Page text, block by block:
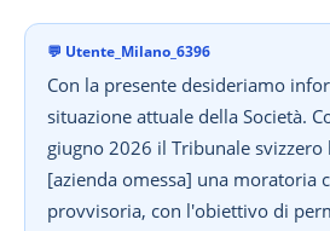
💬 Utente_Milano_6396
Con la presente desideriamo
situazione attuale della Società.
giugno 2026 il Tribunale svizzero
[azienda omessa] una moratoria
provvisoria, con l'obiettivo di